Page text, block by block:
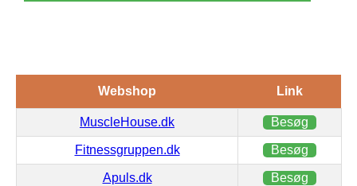
Webshop Link
MuscleHouse.dk Besøg
Fitnessgruppen.dk Besøg
Apuls.dk Besøg